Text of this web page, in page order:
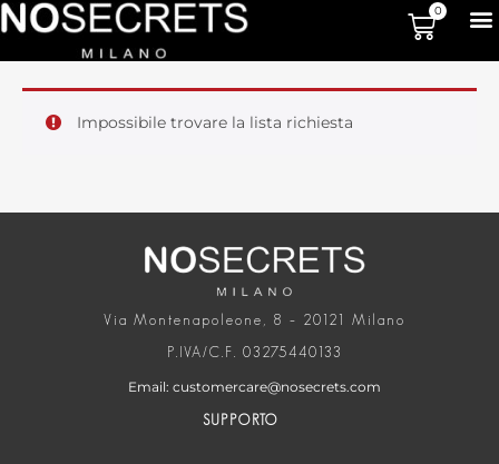
0
Impossibile trovare la lista richiesta
Via Montenapoleone, 8 – 20121 Milano
P.IVA/C.F. 03275440133
Email: customercare@nosecrets.com
SUPPORTO